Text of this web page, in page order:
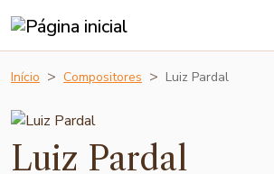
Início Compositores Luiz Pardal
Luiz Pardal